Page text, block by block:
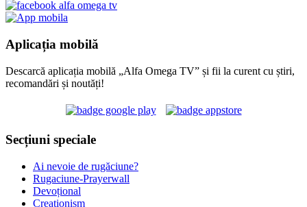
Aplicația mobilă
Descarcă aplicația mobilă „Alfa Omega TV” și fii la curent cu știri,
recomandări și noutăți!
Secțiuni speciale
Ai nevoie de rugăciune?
Rugaciune-Prayerwall
Devoțional
Creaționism